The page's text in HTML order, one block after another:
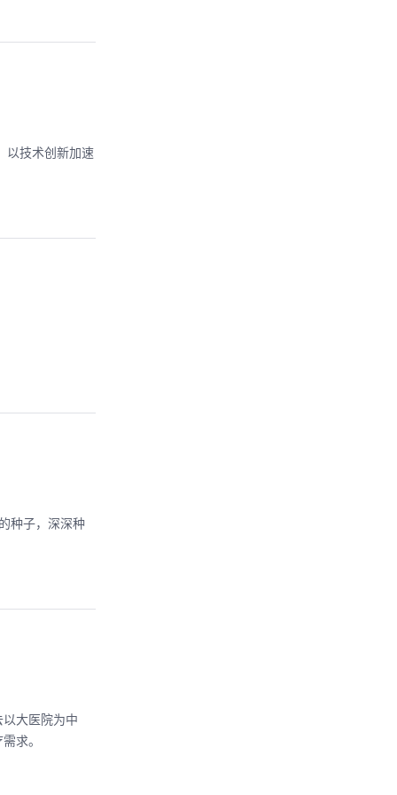
以技术创新加速
种子，深深种
大医院为中
求。